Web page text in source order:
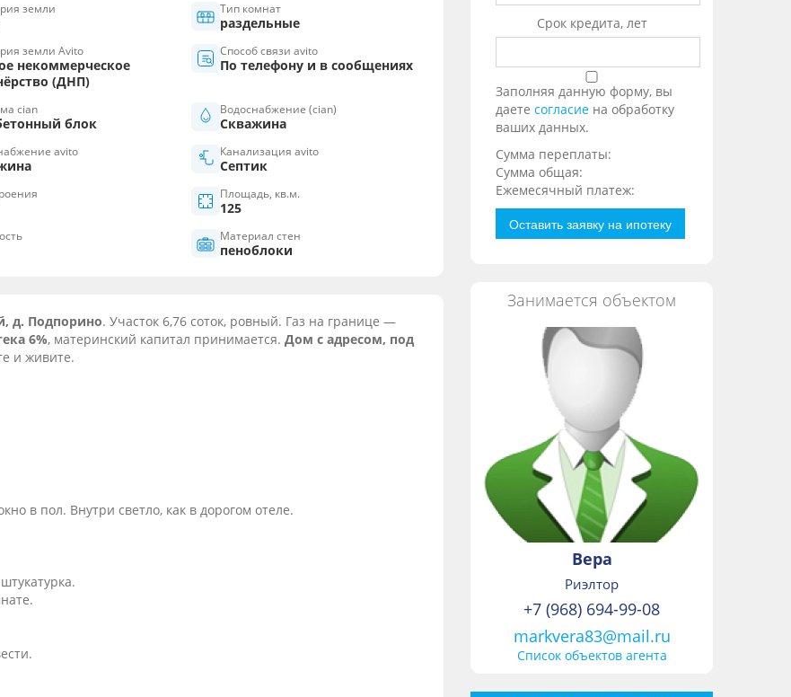
земли Тип комнат
раздельные
земли Avito
некоммерческое
(ДНП)
Способ связи avito
По телефону и в сообщениях
cian
блок
Водоснабжение (cian)
Скважина
avito Канализация avito
Септик
Площадь, кв.м.
125
Материал стен
пеноблоки
д. Подпорино. Участок 6,76 соток, ровный. Газ на границе —
6%, материнский капитал принимается. Дом с адресом, под
и живите.
в пол. Внутри светло, как в дорогом отеле.
Срок кредита, лет
Заполняя данную форму, вы
даете согласие на обработку
ваших данных.
Сумма переплаты:
Сумма общая:
Ежемесячный платеж:
Оставить заявку на ипотеку
Занимается объектом
Вера
Риэлтор
+7 (968) 694-99-08
markvera83@mail.ru
Список объектов агента